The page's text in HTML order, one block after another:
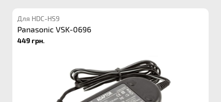
Для HDC-HS9
Panasonic VSK-0696
449 грн.